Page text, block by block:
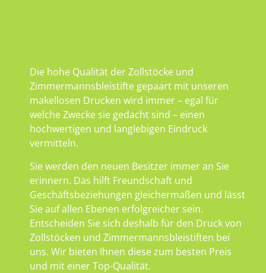
Die hohe Qualität der Zollstöcke und
Zimmermannsbleistifte gepaart mit unseren
makellosen Drucken wird immer – egal für
welche Zwecke sie gedacht sind – einen
hochwertigen und langlebigen Eindruck
vermitteln.
Sie werden den neuen Besitzer immer an Sie
erinnern. Das hilft Freundschaft und
Geschäftsbeziehungen gleichermaßen und lässt
Sie auf allen Ebenen erfolgreicher sein.
Entscheiden Sie sich deshalb für den Druck von
Zollstöcken und Zimmermannsbleistiften bei
uns. Wir bieten Ihnen diese zum besten Preis
und mit einer Top-Qualität.